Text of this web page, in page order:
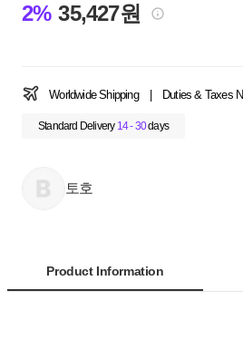
2% 35,427원
Worldwide Shipping Duties & Taxes
Standard Delivery 14 - 30days
토호
Product Information